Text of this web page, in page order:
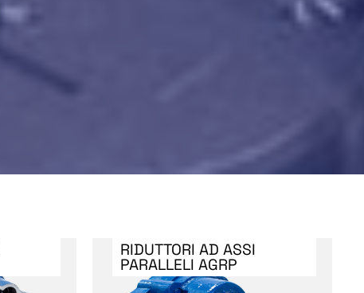
RIDUTTORI AD ASSI
PARALLELI AGRP